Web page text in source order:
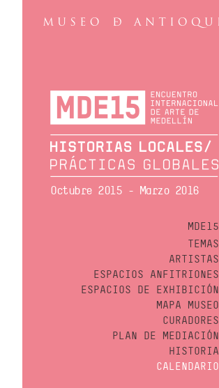
Octubre 2015 - Marzo 2016
MDE15
TEMAS
ARTISTAS
ESPACIOS ANFITRIONES
ESPACIOS DE EXHIBICIÓN
MAPA MUSEO
CURADORES
PLAN DE MEDIACIÓN
HISTORIA
CALENDARIO